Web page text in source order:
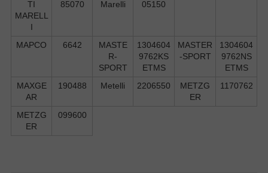
TI
MARELL
I
85070
Marelli
05150
MAPCO 6642
MASTE
R-
SPORT
1304604
9762KS
ETMS
MASTER
-SPORT
1304604
9762NS
ETMS
MAXGE
AR
190488 Metelli 2206550
METZG
ER
1170762
METZG
ER
099600